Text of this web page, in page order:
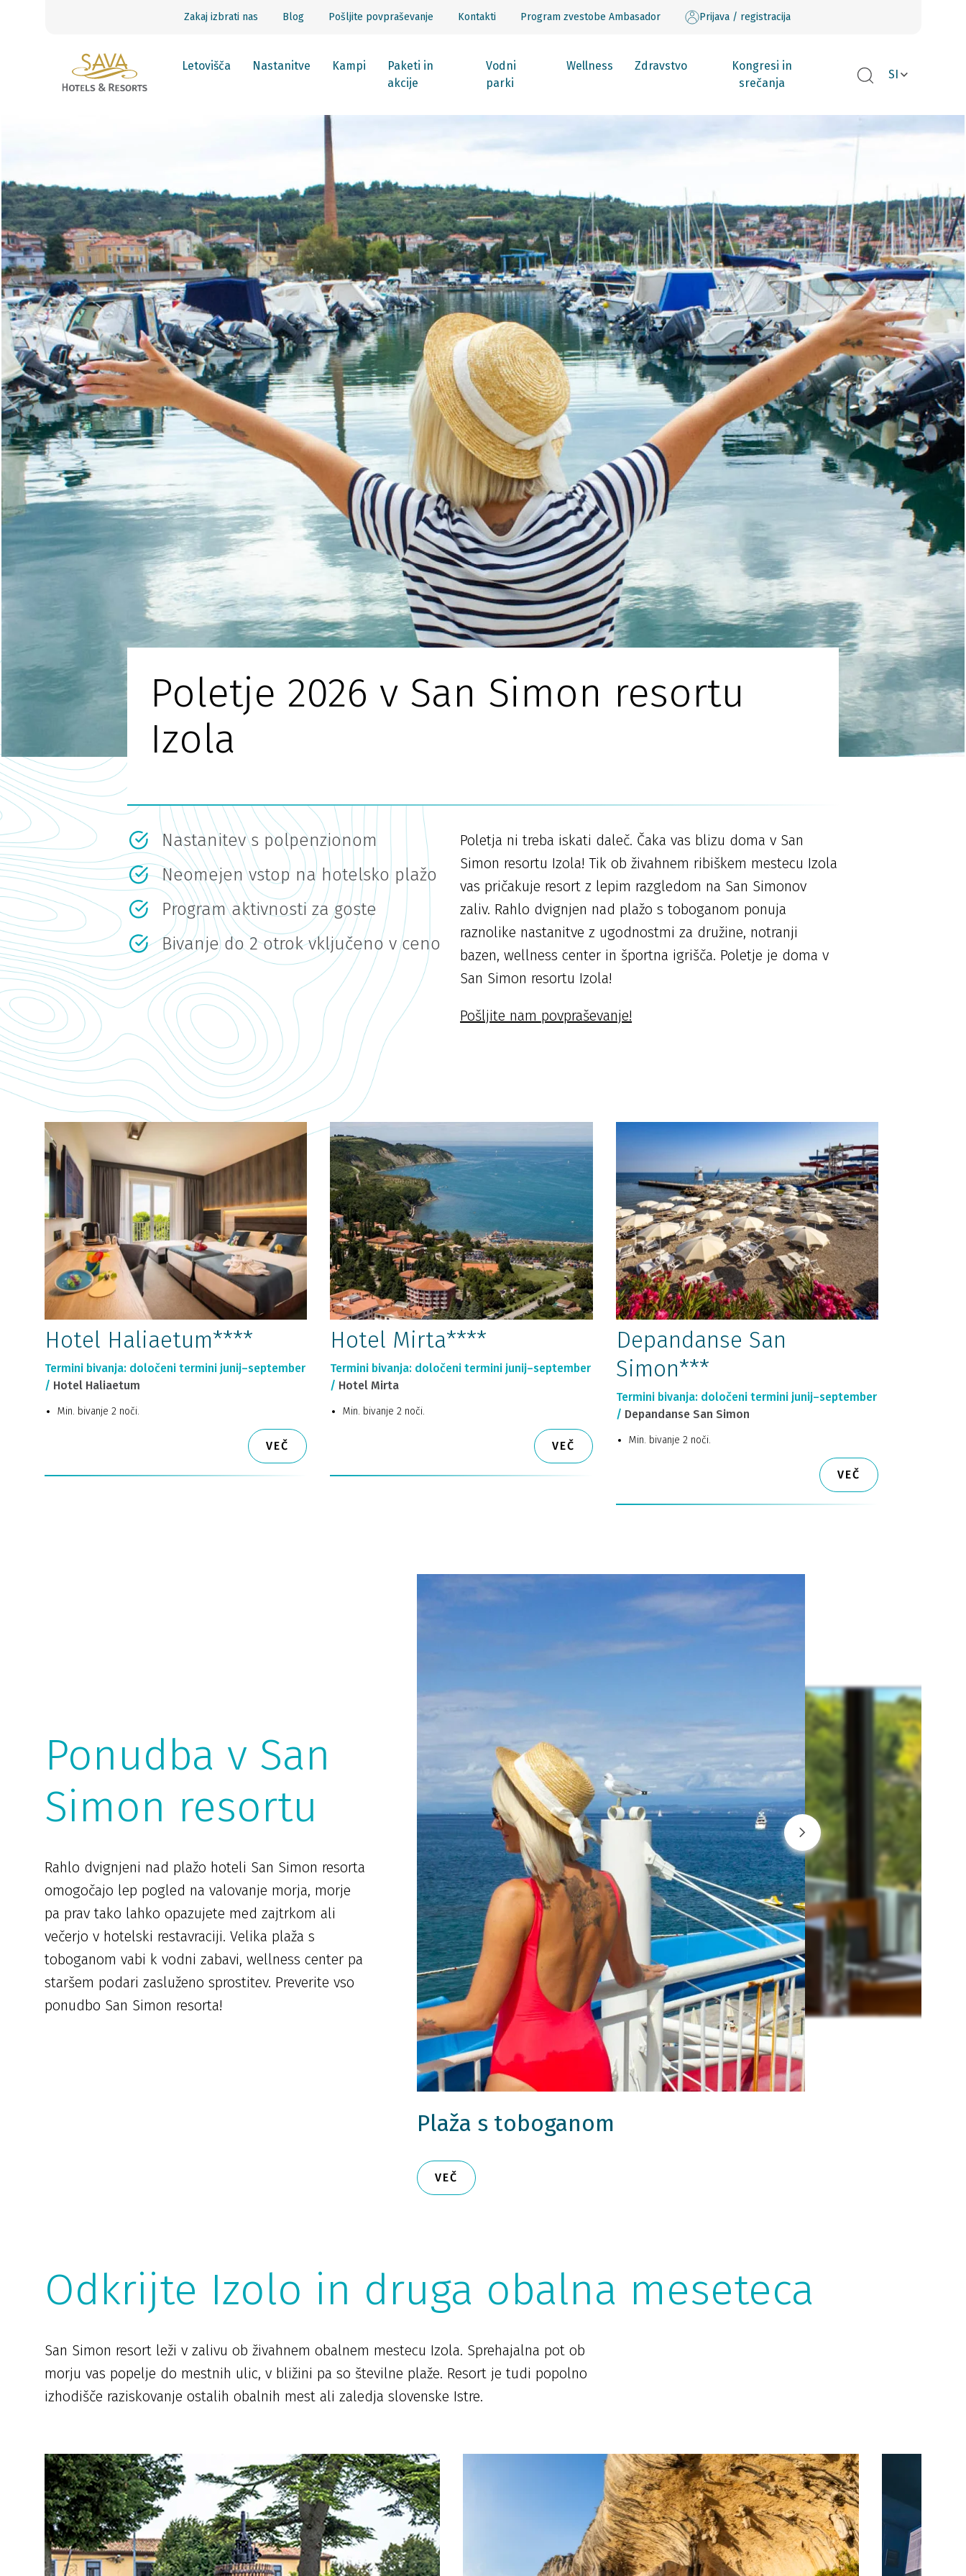
Zakaj izbrati nas Blog Pošljite povpraševanje Kontakti Program zvestobe Ambasador Prijava / registracija
Letovišča Nastanitve Kampi
Paketi in
akcije
Vodni
parki
Wellness Zdravstvo
Kongresi in
srečanja
SI
Poletje 2026 v San Simon resortu
Izola
Poletja ni treba iskati daleč. Čaka vas blizu doma v San
Simon resortu Izola! Tik ob živahnem ribiškem mestecu Izola
vas pričakuje resort z lepim razgledom na San Simonov
zaliv. Rahlo dvignjen nad plažo s toboganom ponuja
raznolike nastanitve z ugodnostmi za družine, notranji
bazen, wellness center in športna igrišča. Poletje je doma v
San Simon resortu Izola!
Pošljite nam povpraševanje!
Nastanitev s polpenzionom
Neomejen vstop na hotelsko plažo
Program aktivnosti za goste
Bivanje do 2 otrok vključeno v ceno
Hotel Haliaetum****
Termini bivanja: določeni termini junij–september
/ Hotel Haliaetum
Min. bivanje 2 noči.
VEČ
Hotel Mirta****
Termini bivanja: določeni termini junij–september
/ Hotel Mirta
Min. bivanje 2 noči.
VEČ
Depandanse San
Simon***
Termini bivanja: določeni termini junij–september
/ Depandanse San Simon
Min. bivanje 2 noči.
VEČ
Ponudba v San
Simon resortu
Rahlo dvignjeni nad plažo hoteli San Simon resorta
omogočajo lep pogled na valovanje morja, morje
pa prav tako lahko opazujete med zajtrkom ali
večerjo v hotelski restavraciji. Velika plaža s
toboganom vabi k vodni zabavi, wellness center pa
staršem podari zasluženo sprostitev. Preverite vso
ponudbo San Simon resorta!
Plaža s toboganom
VEČ
Odkrijte Izolo in druga obalna meseteca
San Simon resort leži v zalivu ob živahnem obalnem mestecu Izola. Sprehajalna pot ob
morju vas popelje do mestnih ulic, v bližini pa so številne plaže. Resort je tudi popolno
izhodišče raziskovanje ostalih obalnih mest ali zaledja slovenske Istre.